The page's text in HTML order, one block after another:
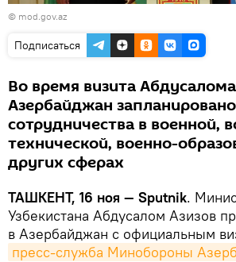
© mod.gov.az
Подписаться
Во время визита
Азербайджан
сотрудничества в военной,
технической, военно-
других сферах
ТАШКЕНТ, 16 ноя — Sputnik.
Узбекистана Абдусалом Азизов
в Азербайджан с официальным
пресс-служба Минобороны